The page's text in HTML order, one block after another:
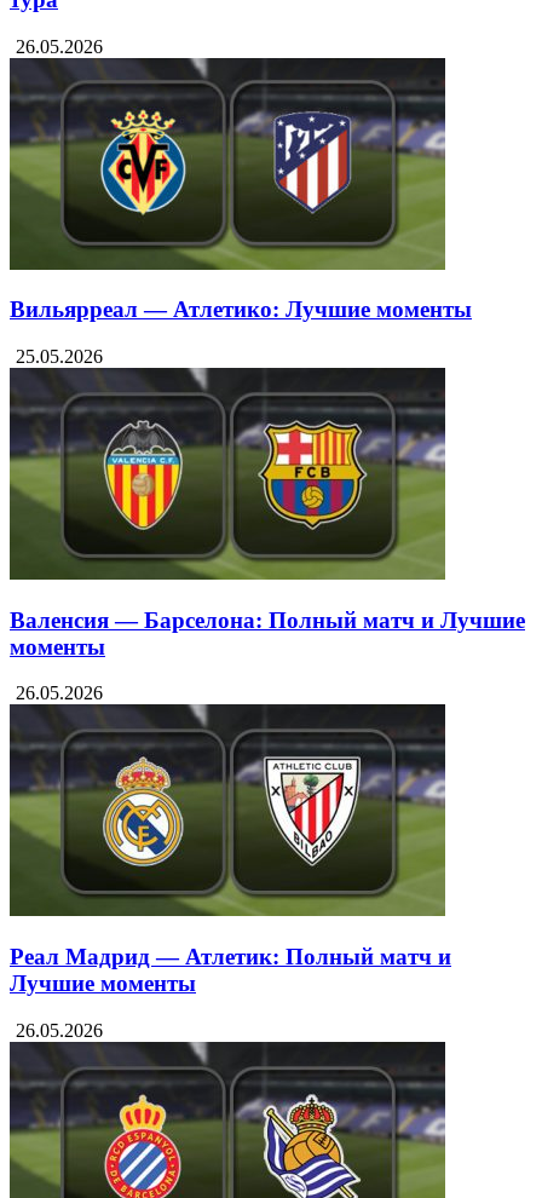
26.05.2026
Вильярреал — Атлетико: Лучшие моменты
25.05.2026
Валенсия — Барселона: Полный матч и Лучшие
моменты
26.05.2026
Реал Мадрид — Атлетик: Полный матч и
Лучшие моменты
26.05.2026